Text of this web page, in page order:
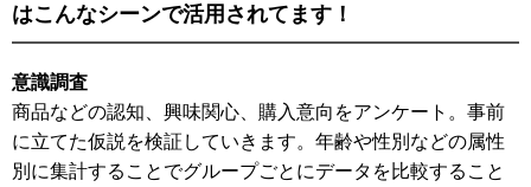
はこんなシーンで活用されてます！
意識調査
商品などの認知、興味関心、購入意向をアンケート。事前
に立てた仮説を検証していきます。年齢や性別などの属性
別に集計することでグループごとにデータを比較すること